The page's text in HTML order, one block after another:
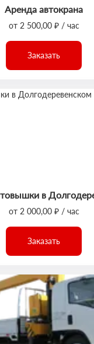
Аренда автокрана
от 2 500,00 ₽ / час
Заказать
в
от 2 000,00 ₽ / час
Заказать